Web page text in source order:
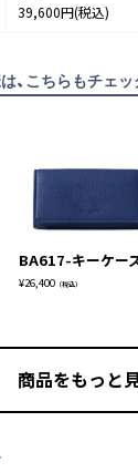
39,600円(税込)
、こちらもチェ
BA617-キーケー
¥26,400 （税込）
商品をもっと